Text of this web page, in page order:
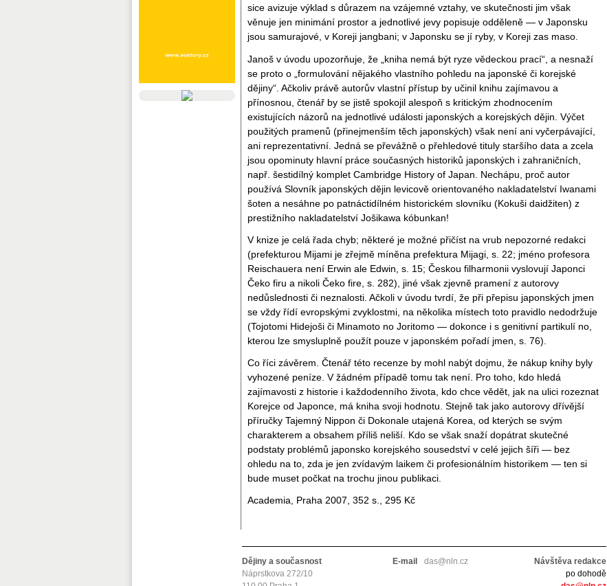
sice avizuje výklad s důrazem na vzájemné vztahy, ve skutečnosti jim však
věnuje jen minimání prostor a jednotlivé jevy popisuje odděleně — v Japonsku
jsou samurajové, v Koreji jangbani; v Japonsku se jí ryby, v Koreji zas maso.
Janoš v úvodu upozorňuje, že „kniha nemá být ryze vědeckou prací“, a nesnaží
se proto o „formulování nějakého vlastního pohledu na japonské či korejské
dějiny“. Ačkoliv právě autorův vlastní přístup by učinil knihu zajímavou a
přínosnou, čtenář by se jistě spokojil alespoň s kritickým zhodnocením
existujících názorů na jednotlivé události japonských a korejských dějin. Výčet
použitých pramenů (přinejmenším těch japonských) však není ani vyčerpávající,
ani reprezentativní. Jedná se převážně o přehledové tituly staršího data a zcela
jsou opominuty hlavní práce současných historiků japonských i zahraničních,
např. šestidílný komplet Cambridge History of Japan. Nechápu, proč autor
používá Slovník japonských dějin levicově orientovaného nakladatelství Iwanami
šoten a nesáhne po patnáctidílném historickém slovníku (Kokuši daidžiten) z
prestižního nakladatelství Jošikawa kóbunkan!
V knize je celá řada chyb; některé je možné přičíst na vrub nepozorné redakci
(prefekturou Mijami je zřejmě míněna prefektura Mijagi, s. 22; jméno profesora
Reischauera není Erwin ale Edwin, s. 15; Českou filharmonii vyslovují Japonci
Čeko firu a nikoli Čeko fire, s. 282), jiné však zjevně pramení z autorovy
nedůslednosti či neznalosti. Ačkoli v úvodu tvrdí, že při přepisu japonských jmen
se vždy řídí evropskými zvyklostmi, na několika místech toto pravidlo nedodržuje
(Tojotomi Hidejoši či Minamoto no Joritomo — dokonce i s genitivní partikulí no,
kterou lze smysluplně použít pouze v japonském pořadí jmen, s. 76).
Co říci závěrem. Čtenář této recenze by mohl nabýt dojmu, že nákup knihy byly
vyhozené peníze. V žádném případě tomu tak není. Pro toho, kdo hledá
zajímavosti z historie i každodenního života, kdo chce vědět, jak na ulici rozeznat
Korejce od Japonce, má kniha svoji hodnotu. Stejně tak jako autorovy dřívější
příručky Tajemný Nippon či Dokonale utajená Korea, od kterých se svým
charakterem a obsahem příliš neliší. Kdo se však snaží dopátrat skutečné
podstaty problémů japonsko korejského sousedství v celé jejich šíři — bez
ohledu na to, zda je jen zvídavým laikem či profesionálním historikem — ten si
bude muset počkat na trochu jinou publikaci.
Academia, Praha 2007, 352 s., 295 Kč
Dějiny a současnost
Náprstkova 272/10
E-mail das@nln.cz
Návštěva redakce
po dohodě